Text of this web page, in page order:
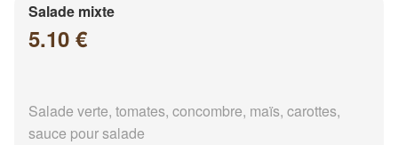
Salade mixte
5.10 €
Salade verte, tomates, concombre, maïs, carottes,
sauce pour salade